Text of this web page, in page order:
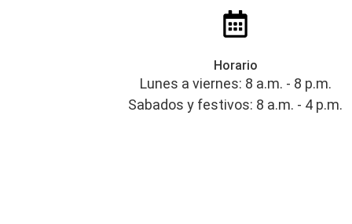
Horario
Lunes a viernes: 8 a.m. - 8 p.m.
Sabados y festivos: 8 a.m. - 4 p.m.